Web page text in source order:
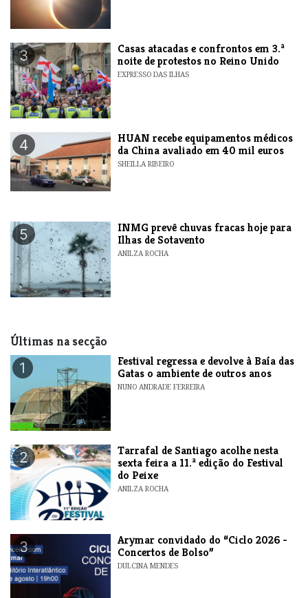
3
Casas atacadas e confrontos em 3.ª
noite de protestos no Reino Unido
EXPRESSO DAS ILHAS
4
HUAN recebe equipamentos médicos
da China avaliado em 40 mil euros
SHEILLA RIBEIRO
5
INMG prevê chuvas fracas hoje para
Ilhas de Sotavento
ANILZA ROCHA
Últimas na secção
1
Festival regressa e devolve à Baía das
Gatas o ambiente de outros anos
NUNO ANDRADE FERREIRA
2
Tarrafal de Santiago acolhe nesta
sexta feira a 11.ª edição do Festival
do Peixe
ANILZA ROCHA
3
​Arymar convidado do “Ciclo 2026 -
Concertos de Bolso”
DULCINA MENDES